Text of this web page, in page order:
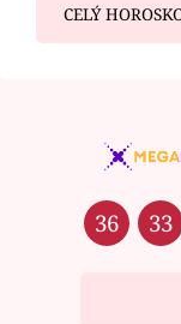
CELÝ
36 33